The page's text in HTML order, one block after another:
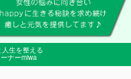
生を整える
ナーmiwa